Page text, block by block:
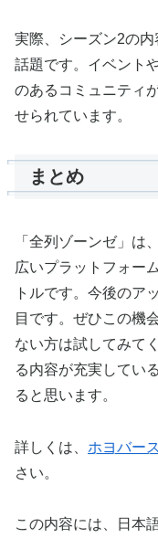
実際、シーズン2の
話題です。イベント
のあるコミュニティ
せられています。
まとめ
「全列ゾーンゼ」は
広いプラットフォー
トルです。今後のア
目です。ぜひこの機
ない方は試してみて
る内容が充実してい
ると思います。
詳しくは、 ホヨバー
さい。
この内容には、日本